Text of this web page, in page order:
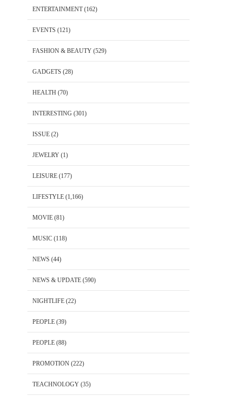
ENTERTAINMENT(162)
EVENTS (121)
FASHION & BEAUTY (529)
GADGETS (28)
HEALTH (70)
INTERESTING (301)
ISSUE (2)
JEWELRY (1)
LEISURE (177)
LIFESTYLE (1,166)
MOVIE (81)
MUSIC (118)
NEWS (44)
NEWS & UPDATE (590)
NIGHTLIFE (22)
PEOPLE (39)
PEOPLE (88)
PROMOTION (222)
TEACHNOLOGY (35)